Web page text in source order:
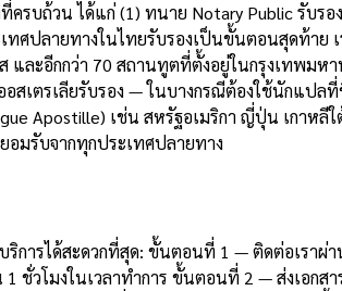
บถ้วน ได้แก่ (1) ทนาย Notary Public รับรอ
ศปลายทางในไทยรับรองเป็นขั้นตอนสุดท้า
ะอีกกว่า 70 สถานทูตที่ตั้งอยู่ในกรุงเทพมหา
สเตรเลียรับรอง — ในบางกรณีต้องใช้นักแป
Apostille) เช่น สหรัฐอเมริกา ญี่ปุ่น เกาห
อมรับจากทุกประเทศปลายทาง
ารได้สะดวกที่สุด: ขั้นตอนที่ 1 — ติดต่อเราผ่
ชั่วโมงในเวลาทำการ ขั้นตอนที่ 2 — ส่งเอก